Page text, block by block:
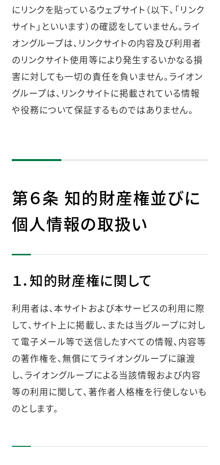
にリンクを貼っているウェブサイト（以下、「リンク
サイト」といいます）の確認をしていません。ライ
オングループは、リンクサイトの内容及び利用者
のリンクサイト使用等により発生するいかなる損
害に対しても一切の責任を負いません。ライオン
グループは、リンクサイトに掲載されている情報
や役務について保証するものではありません。
第６条 知的財産権並びに
個人情報の取扱い
１．知的財産権に関して
利用者は、本サイトおよび本サービスの利用に際
して、サイト上に掲載し、または当グループに対し
て電子メール等で送信したすべての情報、内容等
の著作権を、無償にてライオングループに譲渡
し、ライオングループによる当該情報および内容
等の利用に関して、著作者人格権を行使しないも
のとします。